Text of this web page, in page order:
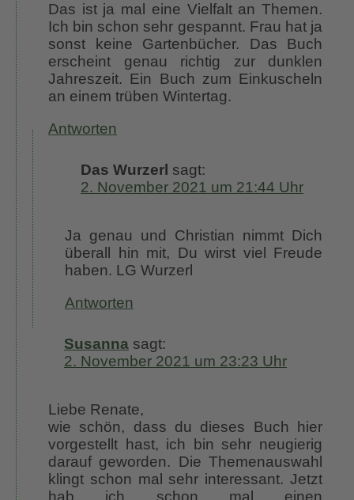
Das ist ja mal eine Vielfalt an Themen.
Ich bin schon sehr gespannt. Frau hat ja
sonst keine Gartenbücher. Das Buch
erscheint genau richtig zur dunklen
Jahreszeit. Ein Buch zum Einkuscheln
an einem trüben Wintertag.
Antworten
Das Wurzerl sagt:
2. November 2021 um 21:44 Uhr
Ja genau und Christian nimmt Dich
überall hin mit, Du wirst viel Freude
haben. LG Wurzerl
Antworten
Susanna sagt:
2. November 2021 um 23:23 Uhr
Liebe Renate,
wie schön, dass du dieses Buch hier
vorgestellt hast, ich bin sehr neugierig
darauf geworden. Die Themenauswahl
klingt schon mal sehr interessant. Jetzt
hab ich schon mal einen